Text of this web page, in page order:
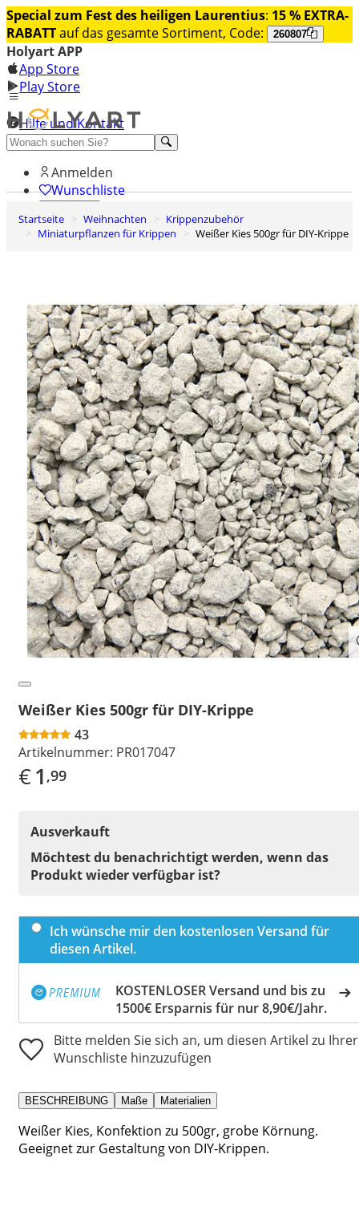
Special zum Fest des heiligen Laurentius: 15 % EXTRA-
RABATTauf das gesamte Sortiment, Code: 260807
Holyart APP
App Store
Play Store
Hilfe und Kontakt
Entdecken Sie Premium
Anmelden
Wunschliste
0
Warenkorb
Startseite Weihnachten
Krippenzubehör
Miniaturpflanzen für Krippen
Weißer Kies 500gr für DIY-Krippe
Weißer Kies 500gr für DIY-Krippe
43
Artikelnummer: PR017047
€1 ,99
Ausverkauft
Möchtest du benachrichtigt werden, wenn das
Produkt wieder verfügbar ist?
Ich wünsche mir den kostenlosen Versand für
diesen Artikel.
KOSTENLOSER Versand und bis zu
1500€ Ersparnis für nur 8,90€/Jahr.
Bitte melden Sie sich an, um diesen Artikel zu Ihrer
Wunschliste hinzuzufügen
BESCHREIBUNG Maße Materialien
Weißer Kies, Konfektion zu 500gr, grobe Körnung.
Geeignet zur Gestaltung von DIY-Krippen.